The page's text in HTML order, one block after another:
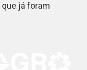
já foram